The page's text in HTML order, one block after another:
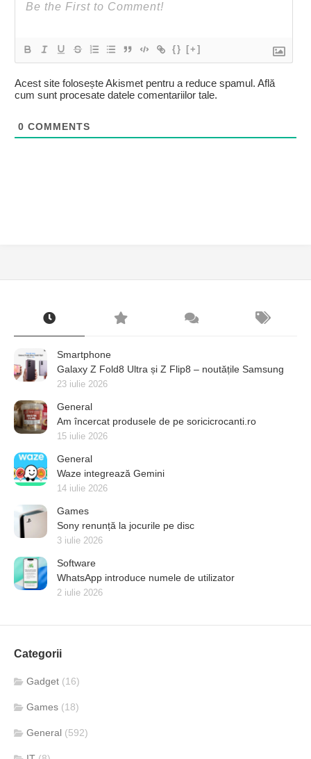
{} [+]
Acest site folosește Akismet pentru a reduce spamul. Află
cum sunt procesate datele comentariilor tale.
0 COMMENTS
Smartphone
Galaxy Z Fold8 Ultra și Z Flip8 – noutățile Samsung
23 iulie 2026
General
Am încercat produsele de pe soricicrocanti.ro
15 iulie 2026
General
Waze integrează Gemini
14 iulie 2026
Games
Sony renunță la jocurile pe disc
3 iulie 2026
Software
WhatsApp introduce numele de utilizator
2 iulie 2026
Categorii
Gadget (16)
Games (18)
General (592)